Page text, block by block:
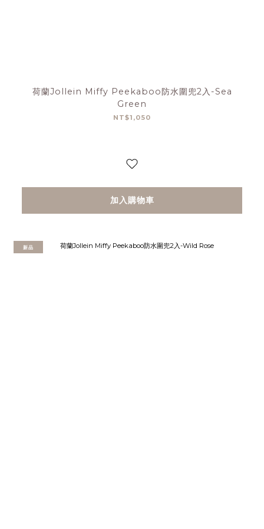
荷蘭Jollein Miffy Peekaboo防水圍兜2入-Sea
Green
NT$1,050
加入購物車
新品